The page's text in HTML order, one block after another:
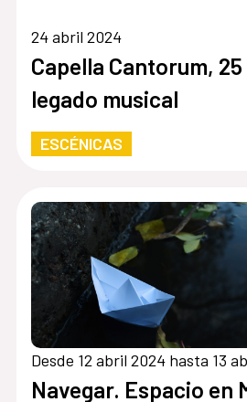
24 abril 2024
Capella Cantorum,
legado musical
ESCÉNICAS
Desde 12 abril 2024 hasta 13
Navegar. Espacio en